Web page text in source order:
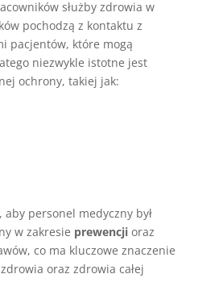
służby zdrowia w
pochodzą z kontaktu z
pacjentów, które mogą
niezwykle istotne jest
ochrony, takiej jak:
personel medyczny był
w zakresie prewencjioraz
co ma kluczowe znaczenie
oraz zdrowia całej